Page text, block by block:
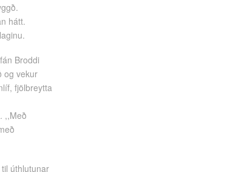
hátt.
Broddi
og vekur
fjölbreytta
,,Með
úthlutunar